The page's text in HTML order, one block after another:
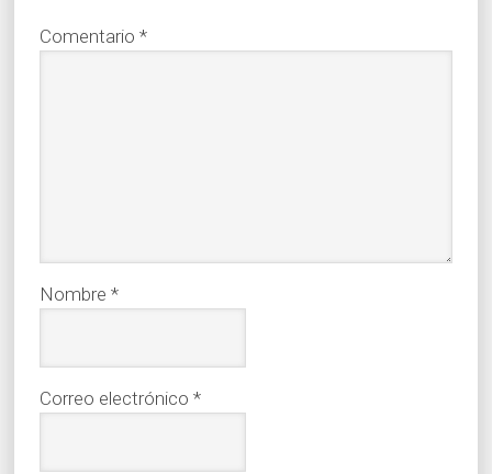
Comentario *
Nombre *
Correo electrónico *